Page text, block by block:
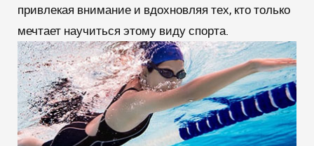
привлекая внимание и вдохновляя тех, кто только
мечтает научиться этому виду спорта.